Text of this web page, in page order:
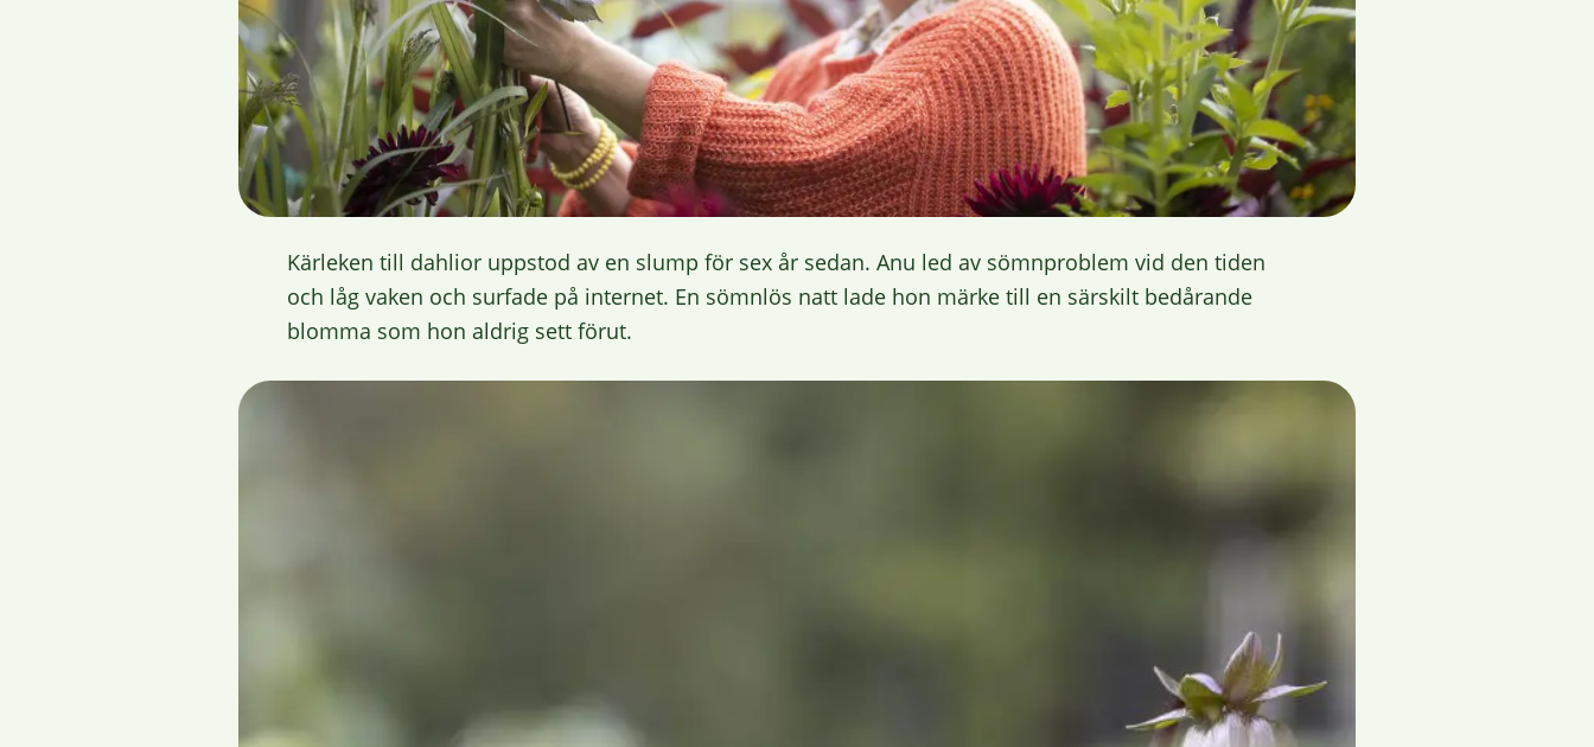
Kärleken till dahlior uppstod av en slump för sex år sedan. Anu led av sömnproblem vid den tiden
och låg vaken och surfade på internet. En sömnlös natt lade hon märke till en särskilt bedårande
blomma som hon aldrig sett förut.